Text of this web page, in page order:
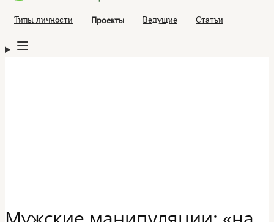
Типы личности Проекты Ведущие Статьи